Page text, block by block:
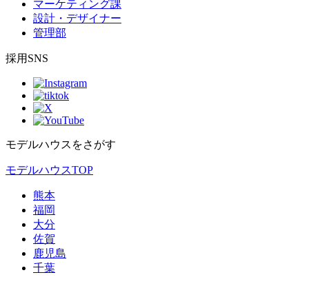
マーケティング課
設計・デザイナー
管理部
採用SNS
モデルハウスをさがす
モデルハウスTOP
熊本
福岡
大分
佐賀
鹿児島
千葉